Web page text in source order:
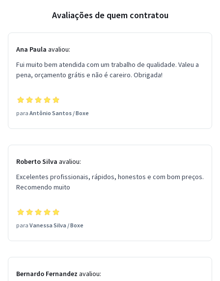
Avaliações de quem contratou
Ana Paula avaliou:
Fui muito bem atendida com um trabalho de qualidade. Valeu a
pena, orçamento grátis e não é careiro. Obrigada!
para Antônio Santos /Boxe
Roberto Silva avaliou:
Excelentes profissionais, rápidos, honestos e com bom preços.
Recomendo muito
para Vanessa Silva /Boxe
Bernardo Fernandez avaliou: